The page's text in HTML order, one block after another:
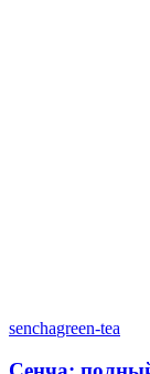
senchagreen-tea